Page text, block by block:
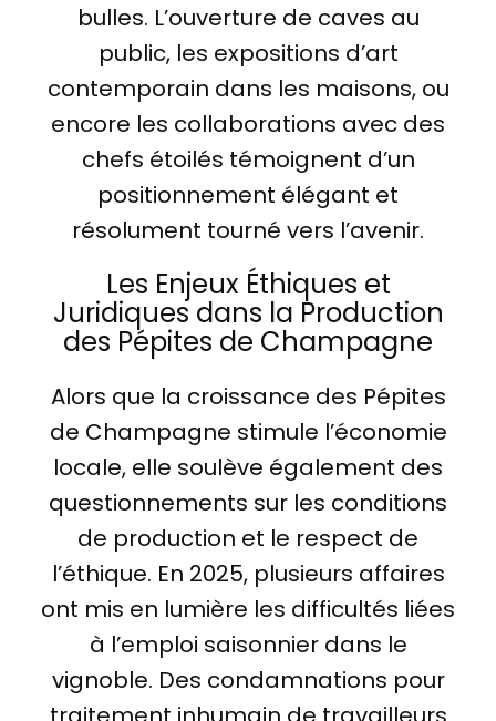
bulles. L’ouverture de caves au
public, les expositions d’art
contemporain dans les maisons, ou
encore les collaborations avec des
chefs étoilés témoignent d’un
positionnement élégant et
résolument tourné vers l’avenir.
Les Enjeux Éthiques et
Juridiques dans la Production
des Pépites de Champagne
Alors que la croissance des Pépites
de Champagne stimule l’économie
locale, elle soulève également des
questionnements sur les conditions
de production et le respect de
l’éthique. En 2025, plusieurs affaires
ont mis en lumière les difficultés liées
à l’emploi saisonnier dans le
vignoble. Des condamnations pour